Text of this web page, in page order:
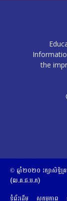
the
© ឆ្នាំ២០២០​ ​រក្សាសិទ្ធិ​គ្រ
(ល.គ.ជ.ប.ភ)
ទំព័រដើម
សកម្មភាព